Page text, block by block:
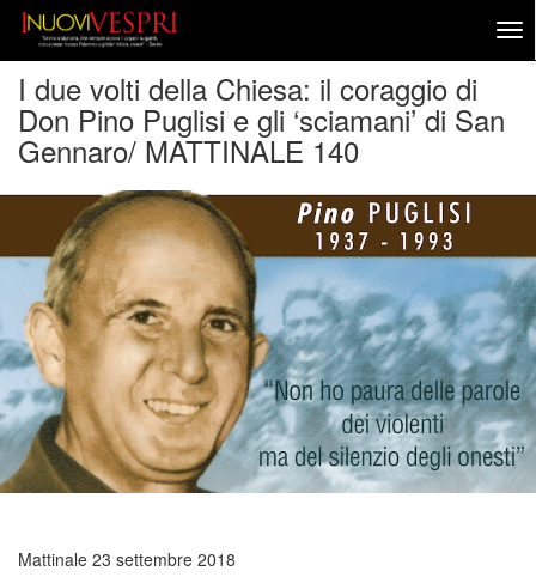
I due volti della Chiesa: il coraggio di
Don Pino Puglisi e gli ‘sciamani’ di San
Gennaro/ MATTINALE 140
Mattinale 23 settembre 2018